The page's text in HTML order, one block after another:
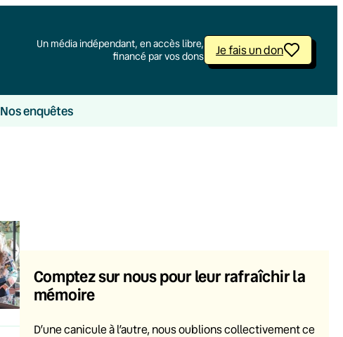
Un média indépendant, en accès libre,
financé par vos dons
Je fais un don
Nos enquêtes
Comptez sur nous pour leur rafraîchir la
mémoire
D’une canicule à l’autre, nous oublions collectivement ce